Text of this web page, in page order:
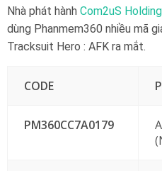
Nhà phát hành Com2uS
dùng Phanmem360 nhiều mã
Tracksuit Hero : AFK ra mắt.
CODE
PM360CC7A0179